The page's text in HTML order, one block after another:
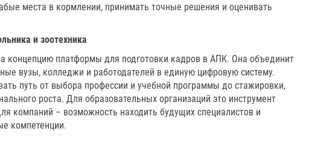
места в кормлении, принимать точные решения и оценивать
и зоотехника
концепцию платформы для подготовки кадров в АПК. Она объединит
вузы, колледжи и работодателей в единую цифровую систему.
путь от выбора профессии и учебной программы до стажировки,
роста. Для образовательных организаций это инструмент
компаний – возможность находить будущих специалистов и
компетенции.